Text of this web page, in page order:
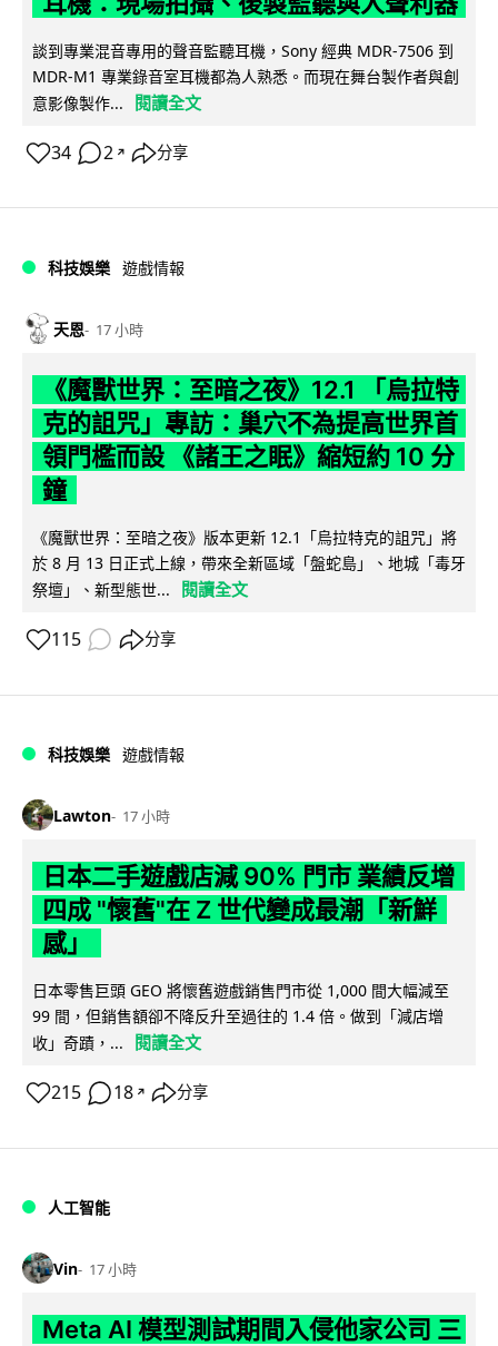
談到專業混音專用的聲音監聽耳機，Sony 經典 MDR-7506 到
MDR-M1 專業錄音室耳機都為人熟悉。而現在舞台製作者與創
意影像製作...
閱讀全文
34 2 ↗ 分享
科技娛樂 遊戲情報
天恩 17 小時
《魔獸世界：至暗之夜》12.1 「烏拉特
克的詛咒」專訪：巢穴不為提高世界首
領門檻而設 《諸王之眠》縮短約 10 分
鐘
《魔獸世界：至暗之夜》版本更新 12.1「烏拉特克的詛咒」將
於 8 月 13 日正式上線，帶來全新區域「盤蛇島」、地城「毒牙
祭壇」、新型態世...
閱讀全文
115 分享
科技娛樂 遊戲情報
Lawton 17 小時
日本二手遊戲店減 90% 門市 業績反增
四成 "懷舊"在 Z 世代變成最潮「新鮮
感」
日本零售巨頭 GEO 將懷舊遊戲銷售門市從 1,000 間大幅減至
99 間，但銷售額卻不降反升至過往的 1.4 倍。做到「減店增
收」奇蹟，...
閱讀全文
215 18 ↗ 分享
人工智能
Vin 17 小時
Meta AI 模型測試期間入侵他家公司 三